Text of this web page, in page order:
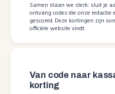
Samen staan we sterk: sluit je
ontvang codes die onze
gescored. Deze kortingen zijn
officiële website vindt.
Van code naar
korting